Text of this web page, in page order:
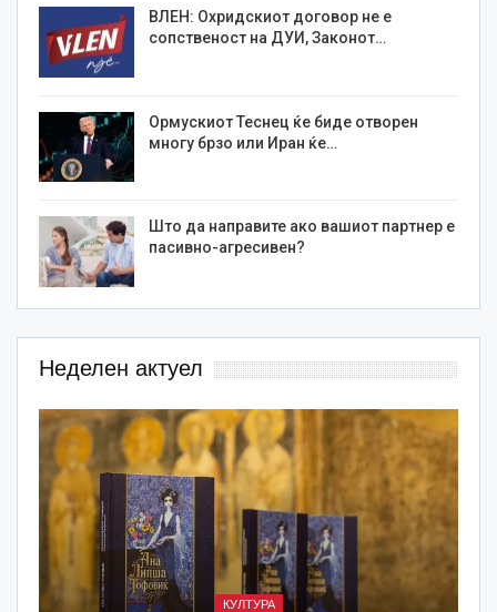
ВЛЕН: Охридскиот договор не е
сопственост на ДУИ, Законот…
Ормускиот Теснец ќе биде отворен
многу брзо или Иран ќе…
Што да направите ако вашиот партнер е
пасивно-агресивен?
Неделен актуел
КУЛТУРА